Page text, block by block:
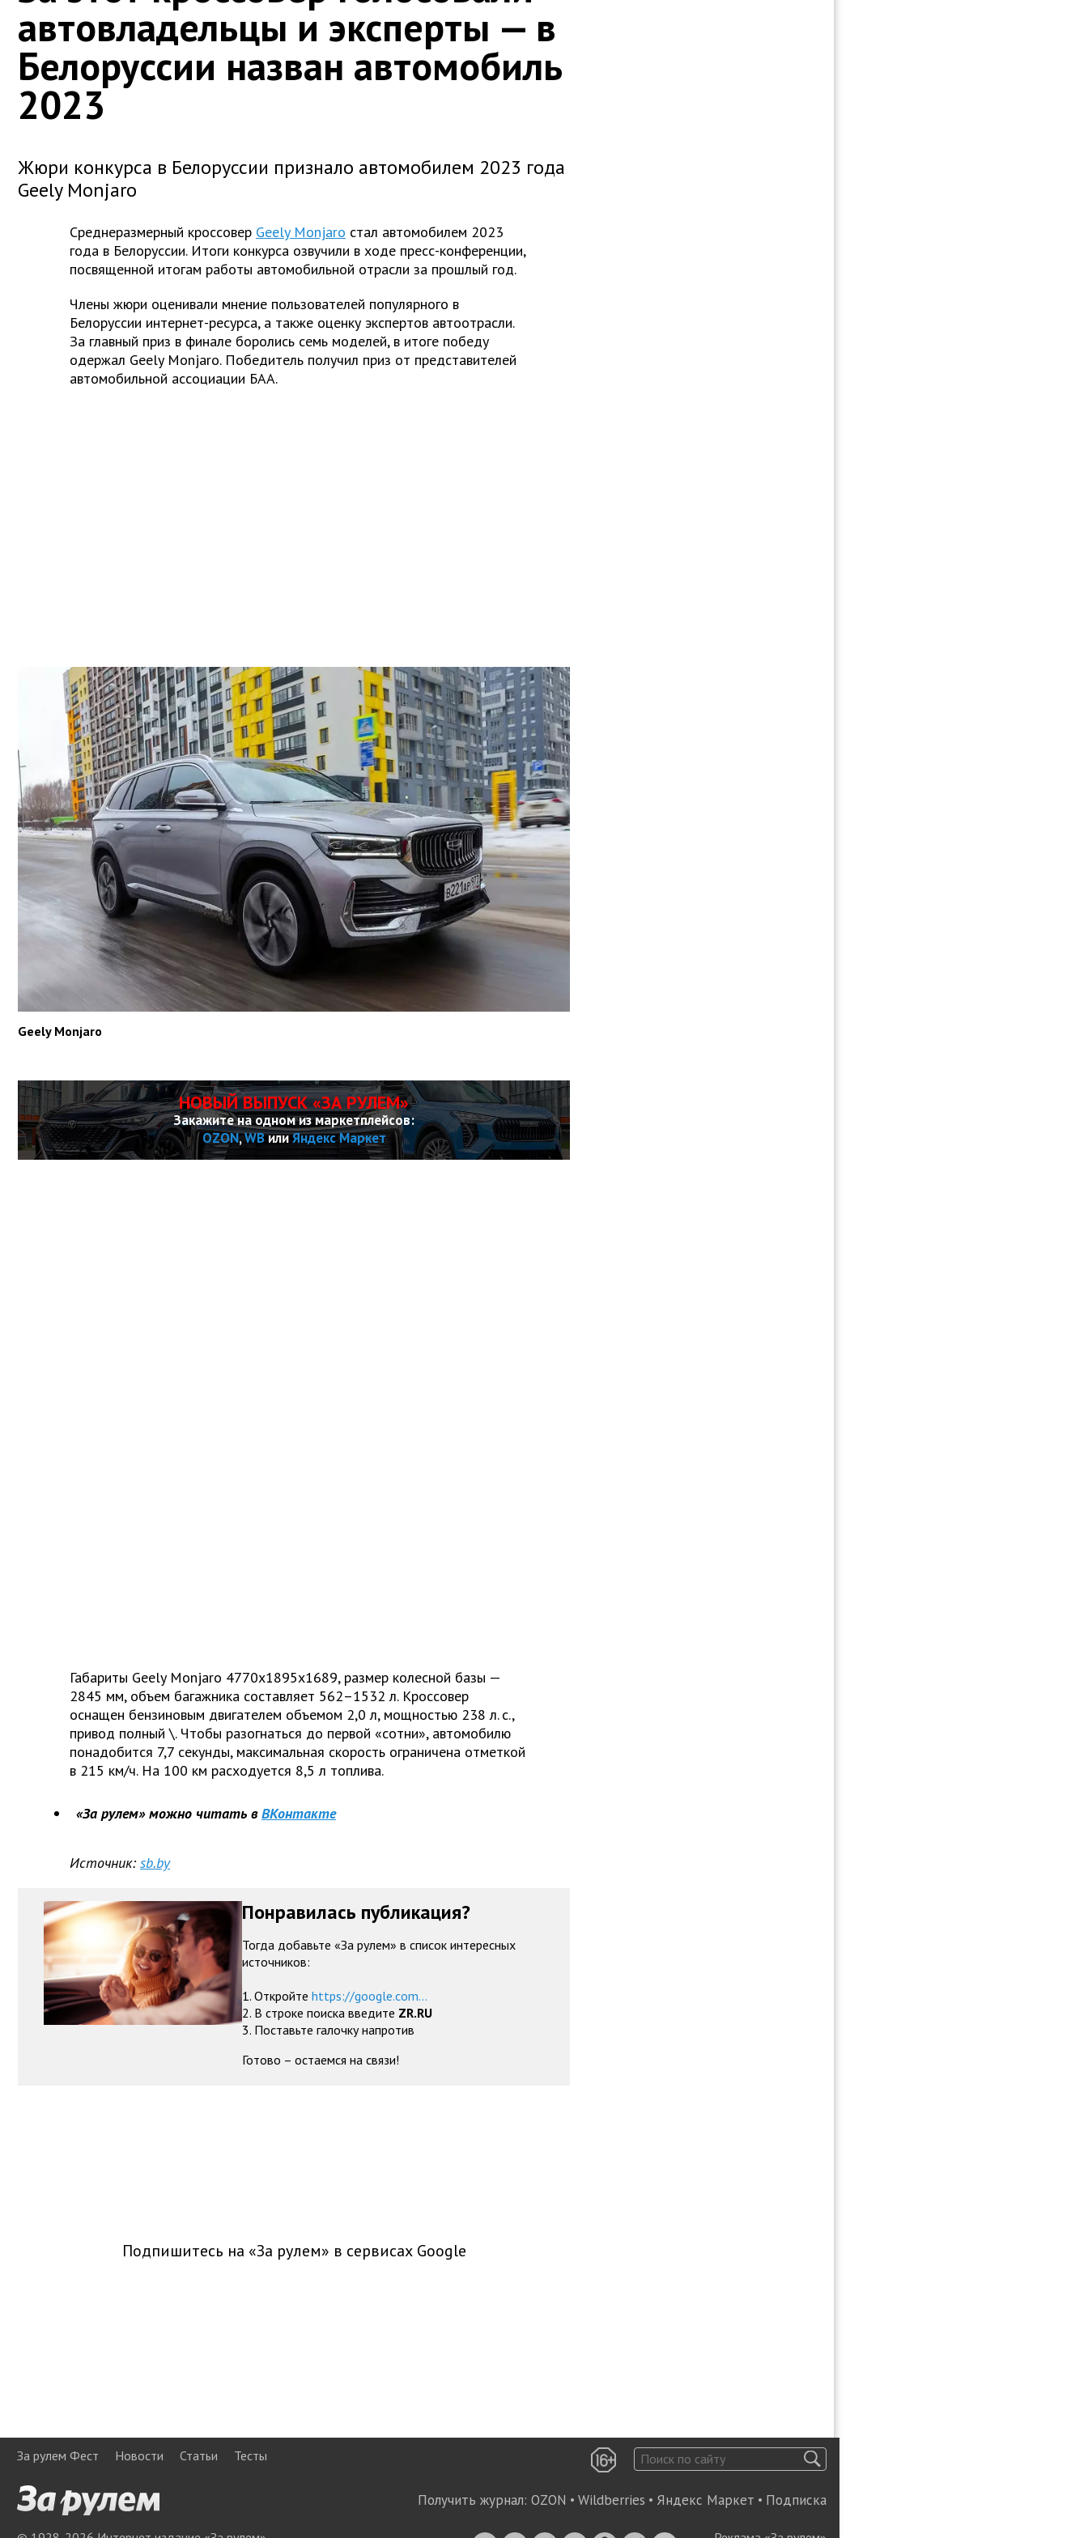
автовладельцы и эксперты — в
Белоруссии назван автомобиль
2023
Жюри конкурса в Белоруссии признало автомобилем 2023 года
Geely Monjaro
Среднеразмерный кроссовер Geely Monjaro стал автомобилем 2023
года в Белоруссии. Итоги конкурса озвучили в ходе пресс-конференции,
посвященной итогам работы автомобильной отрасли за прошлый год.
Члены жюри оценивали мнение пользователей популярного в
Белоруссии интернет-ресурса, а также оценку экспертов автоотрасли.
За главный приз в финале боролись семь моделей, в итоге победу
одержал Geely Monjaro. Победитель получил приз от представителей
автомобильной ассоциации БАА.
Geely Monjaro
НОВЫЙ ВЫПУСК «ЗА РУЛЕМ»
Закажите на одном из маркетплейсов:
OZON,WBилиЯндекс Маркет
Габариты Geely Monjaro 4770х1895х1689, размер колесной базы —
2845 мм, объем багажника составляет 562–1532 л. Кроссовер
оснащен бензиновым двигателем объемом 2,0 л, мощностью 238 л. с.,
привод полный \. Чтобы разогнаться до первой «сотни», автомобилю
понадобится 7,7 секунды, максимальная скорость ограничена отметкой
в 215 км/ч. На 100 км расходуется 8,5 л топлива.
«За рулем» можно читать в ВКонтакте
Источник: sb.by
Понравилась публикация?
Тогда добавьте «За рулем» в список интересных
источников:
1. Откройте https://google.com...
2. В строке поиска введите ZR.RU
3. Поставьте галочку напротив
Готово – остаемся на связи!
Подпишитесь на «За рулем» в сервисах Google
За рулем Фест Новости Статьи Тесты
Получить журнал: OZON • Wildberries • Яндекс Маркет • Подписка